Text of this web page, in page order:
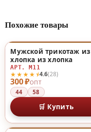
Похожие товары
300 ₽ОПТ
★★★★⯨4.6(28)
Мужской трикотаж из
хлопка из хлопка
АРТ. М11
44 58
🛒 Купить